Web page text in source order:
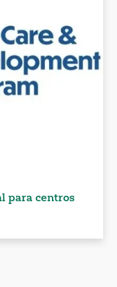
para centros